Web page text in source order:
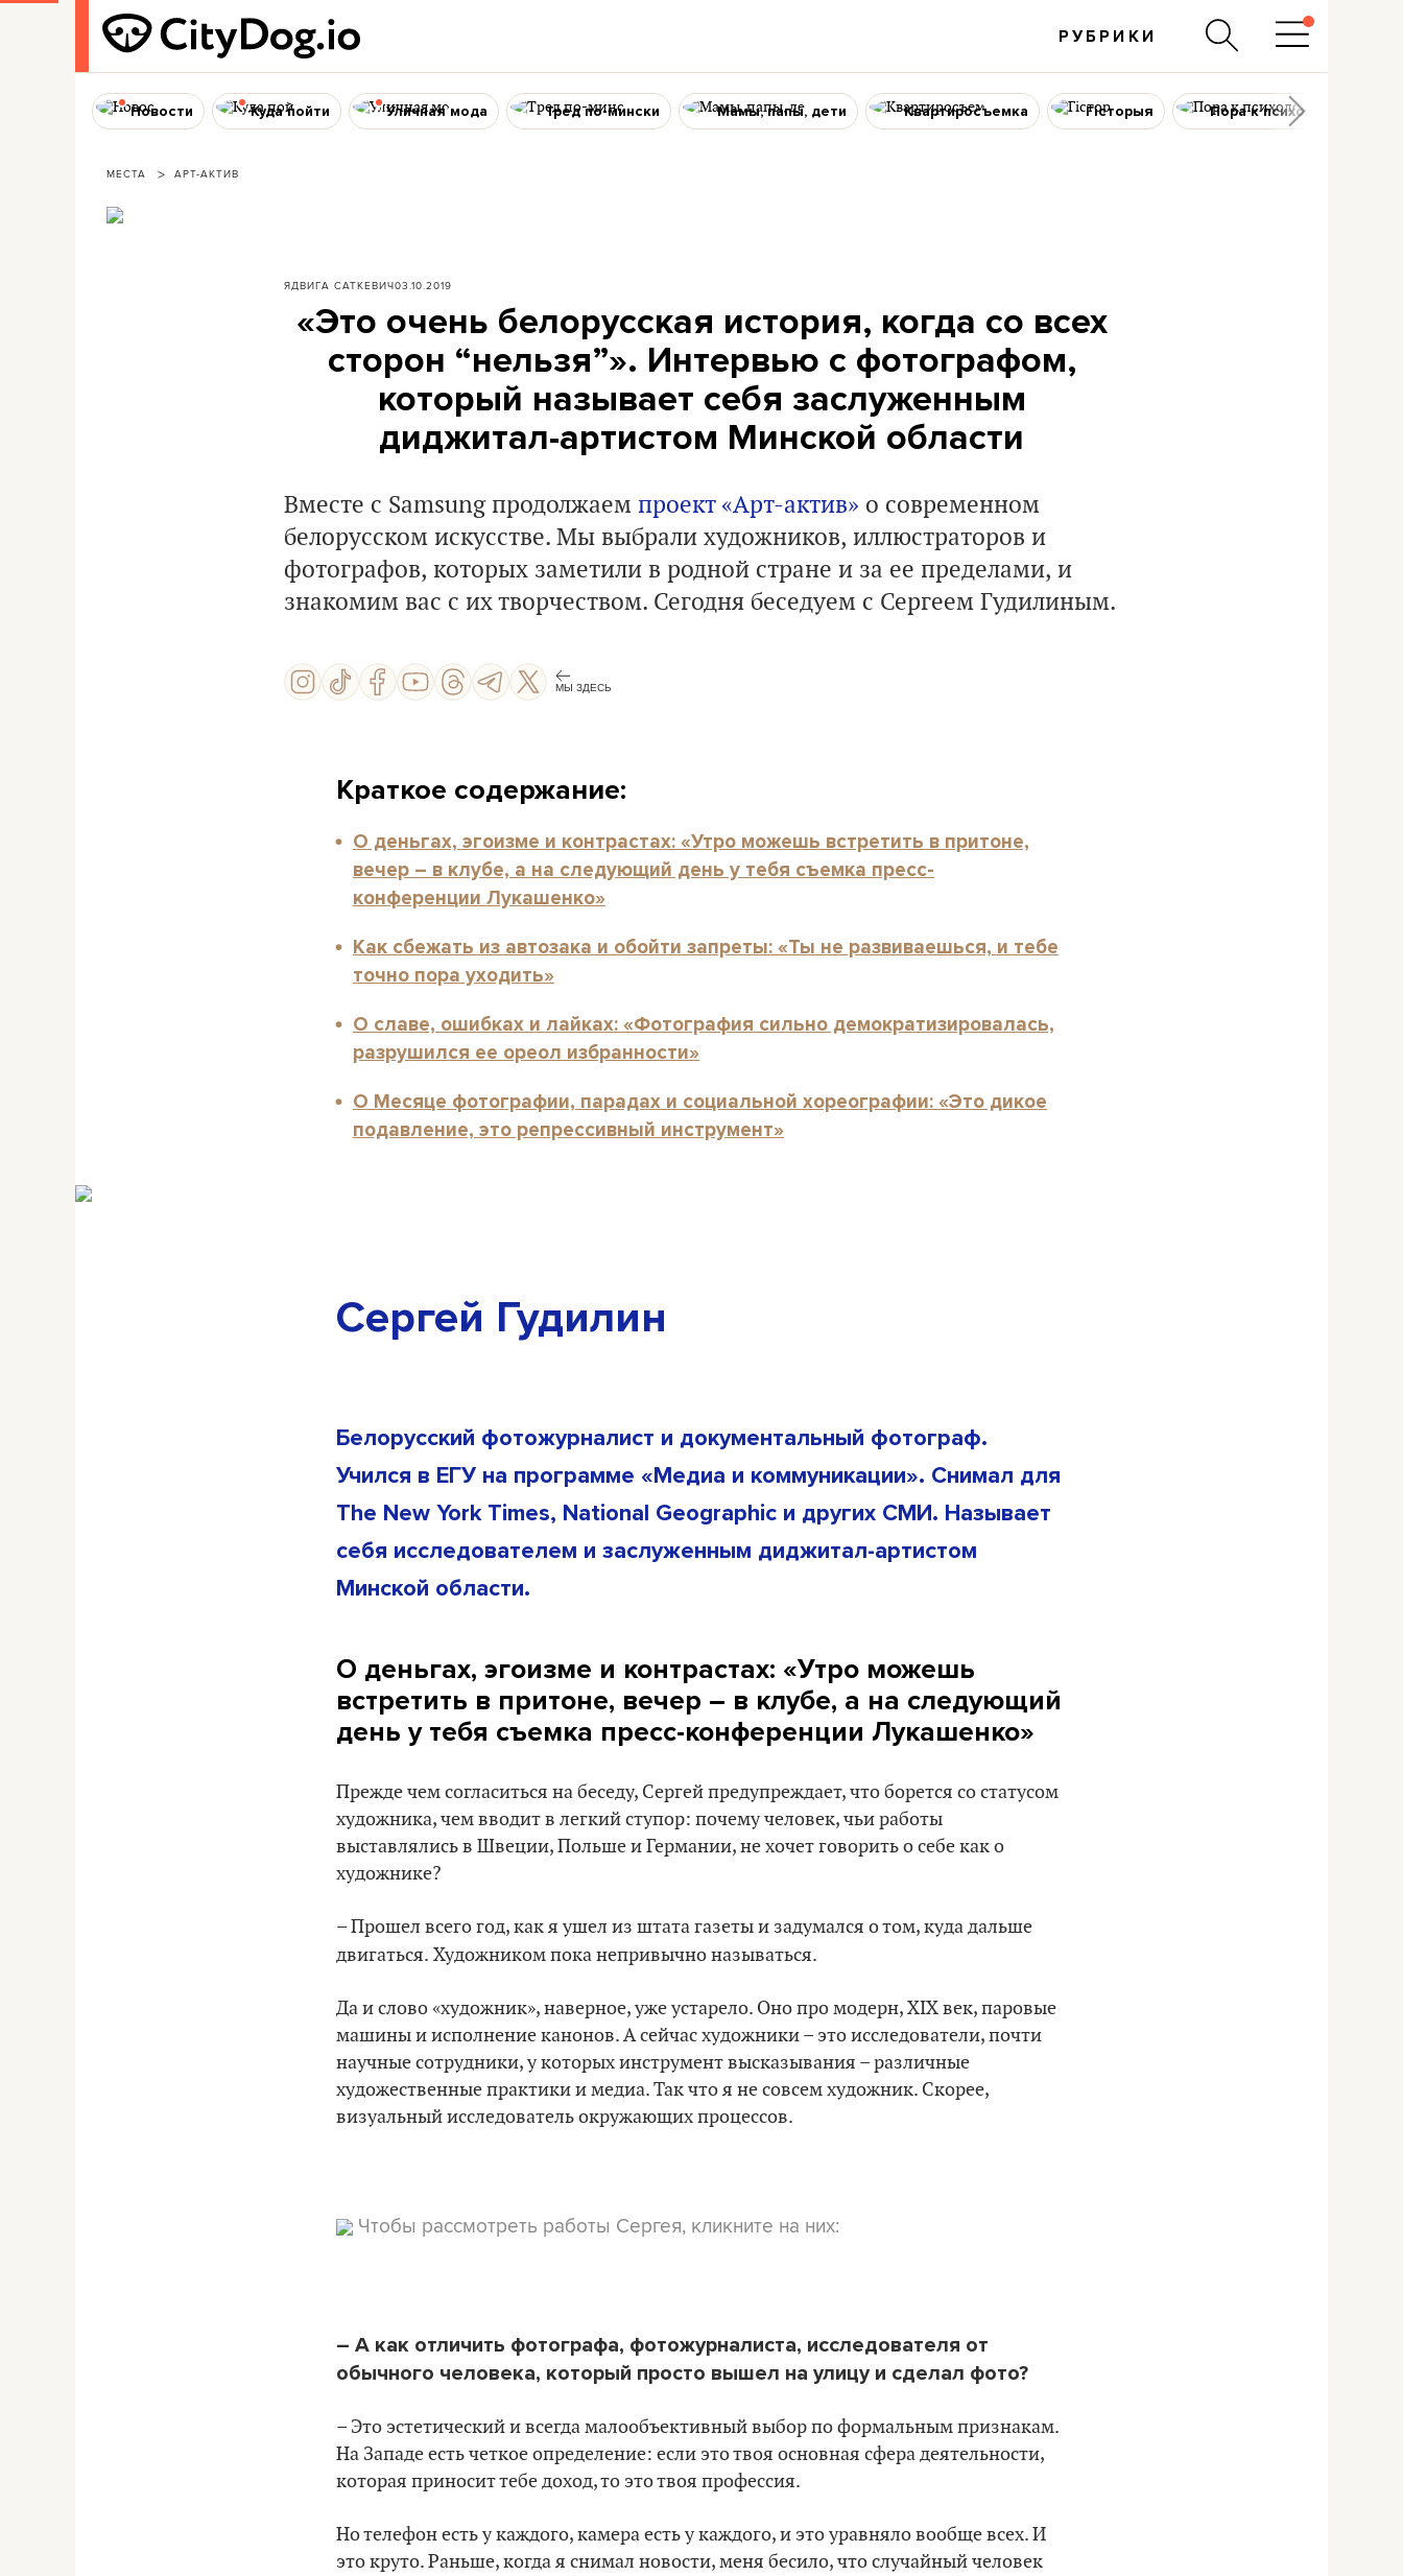
РУБРИКИ
Новости Куда пойти Уличная мода Тред по-мински Мамы, папы, дети Квартиросъемка Гісторыя Пора к психологу
МЕСТА АРТ-АКТИВ
ЯДВИГА САТКЕВИЧ03.10.2019
«Это очень белорусская история, когда со всех
сторон “нельзя”». Интервью с фотографом,
который называет себя заслуженным
диджитал-артистом Минской области
Вместе с Samsung продолжаем проект«Арт-актив» о современном
белорусском искусстве. Мы выбрали художников, иллюстраторов и
фотографов, которых заметили в родной стране и за ее пределами, и
знакомим вас с их творчеством. Сегодня беседуем с Сергеем Гудилиным.
МЫ ЗДЕСЬ
Краткое содержание:
О деньгах, эгоизме и контрастах: «Утро можешь встретить в притоне,
вечер – в клубе, а на следующий день у тебя съемка пресс-
конференции Лукашенко»
Как сбежать из автозака и обойти запреты: «Ты не развиваешься, и тебе
точно пора уходить»
О славе, ошибках и лайках: «Фотография сильно демократизировалась,
разрушился ее ореол избранности»
О Месяце фотографии, парадах и социальной хореографии: «Это дикое
подавление, это репрессивный инструмент»
Сергей Гудилин
Белорусский фотожурналист и документальный фотограф.
Учился в ЕГУ на программе «Медиа и коммуникации». Снимал для
The New York Times, National Geographic и других СМИ. Называет
себя исследователем и заслуженным диджитал-артистом
Минской области.
О деньгах, эгоизме и контрастах: «Утро можешь
встретить в притоне, вечер – в клубе, а на следующий
день у тебя съемка пресс-конференции Лукашенко»
Прежде чем согласиться на беседу, Сергей предупреждает, что борется со статусом
художника, чем вводит в легкий ступор: почему человек, чьи работы
выставлялись в Швеции, Польше и Германии, не хочет говорить о себе как о
художнике?
– Прошел всего год, как я ушел из штата газеты и задумался о том, куда дальше
двигаться. Художником пока непривычно называться.
Да и слово «художник», наверное, уже устарело. Оно про модерн, XIX век, паровые
машины и исполнение канонов. А сейчас художники – это исследователи, почти
научные сотрудники, у которых инструмент высказывания – различные
художественные практики и медиа. Так что я не совсем художник. Скорее,
визуальный исследователь окружающих процессов.
Чтобы рассмотреть работы Сергея, кликните на них:
– А как отличить фотографа, фотожурналиста, исследователя от
обычного человека, который просто вышел на улицу и сделал фото?
– Это эстетический и всегда малообъективный выбор по формальным признакам.
На Западе есть четкое определение: если это твоя основная сфера деятельности,
которая приносит тебе доход, то это твоя профессия.
Но телефон есть у каждого, камера есть у каждого, и это уравняло вообще всех. И
это круто. Раньше, когда я снимал новости, меня бесило, что случайный человек